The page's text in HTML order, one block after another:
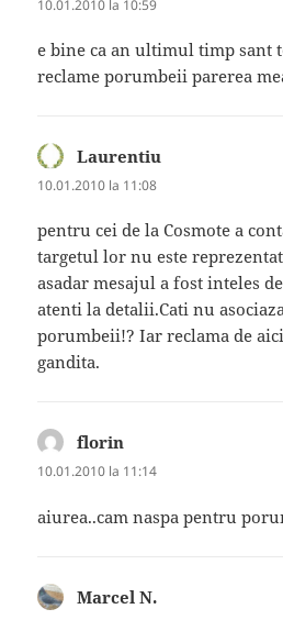
10.01.2010 la 10:59
e bine ca an ultimul timp sant
reclame porumbeii parerea
Laurentiu
10.01.2010 la 11:08
pentru cei de la Cosmote a
targetul lor nu este
asadar mesajul a fost inteles
atenti la detalii.Cati nu
porumbeii!? Iar reclama de
gandita.
florin
10.01.2010 la 11:14
aiurea..cam naspa pentru
Marcel N.